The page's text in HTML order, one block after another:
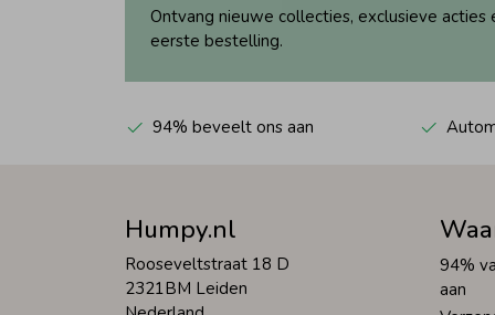
Ontvang nieuwe collecties, exclusieve
eerste bestelling.
94% beveelt ons aan
Humpy.nl
Rooseveltstraat 18 D
2321BM Leiden
94%
aan